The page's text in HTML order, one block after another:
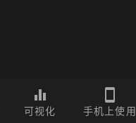
可视化 手机上使用